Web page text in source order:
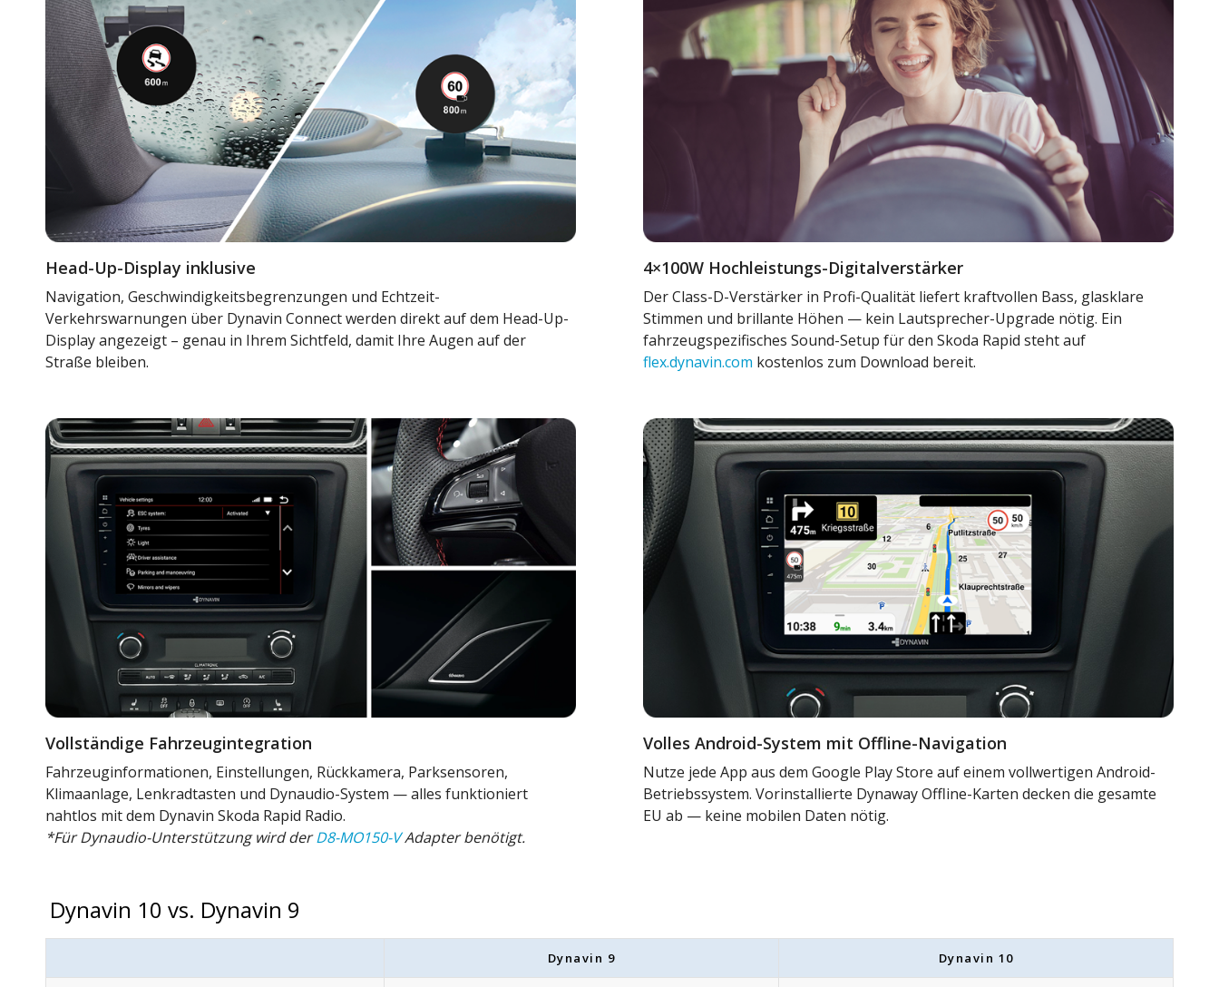
Head-Up-Display inklusive
Navigation, Geschwindigkeitsbegrenzungen und Echtzeit-
Verkehrswarnungen über Dynavin Connect werden direkt auf dem Head-Up-
Display angezeigt – genau in Ihrem Sichtfeld, damit Ihre Augen auf der
Straße bleiben.
4×100W Hochleistungs-Digitalverstärker
Der Class-D-Verstärker in Profi-Qualität liefert kraftvollen Bass, glasklare
Stimmen und brillante Höhen — kein Lautsprecher-Upgrade nötig. Ein
fahrzeugspezifisches Sound-Setup für den Skoda Rapid steht auf
flex.dynavin.com kostenlos zum Download bereit.
Vollständige Fahrzeugintegration
Fahrzeuginformationen, Einstellungen, Rückkamera, Parksensoren,
Klimaanlage, Lenkradtasten und Dynaudio-System — alles funktioniert
nahtlos mit dem Dynavin Skoda Rapid Radio.
*Für Dynaudio-Unterstützung wird derD8-MO150-VAdapter benötigt.
Volles Android-System mit Offline-Navigation
Nutze jede App aus dem Google Play Store auf einem vollwertigen Android-
Betriebssystem. Vorinstallierte Dynaway Offline-Karten decken die gesamte
EU ab — keine mobilen Daten nötig.
Dynavin 10 vs. Dynavin 9
Dynavin 9 Dynavin 10